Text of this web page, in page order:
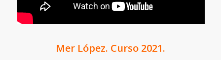
Mer López. Curso 2021.